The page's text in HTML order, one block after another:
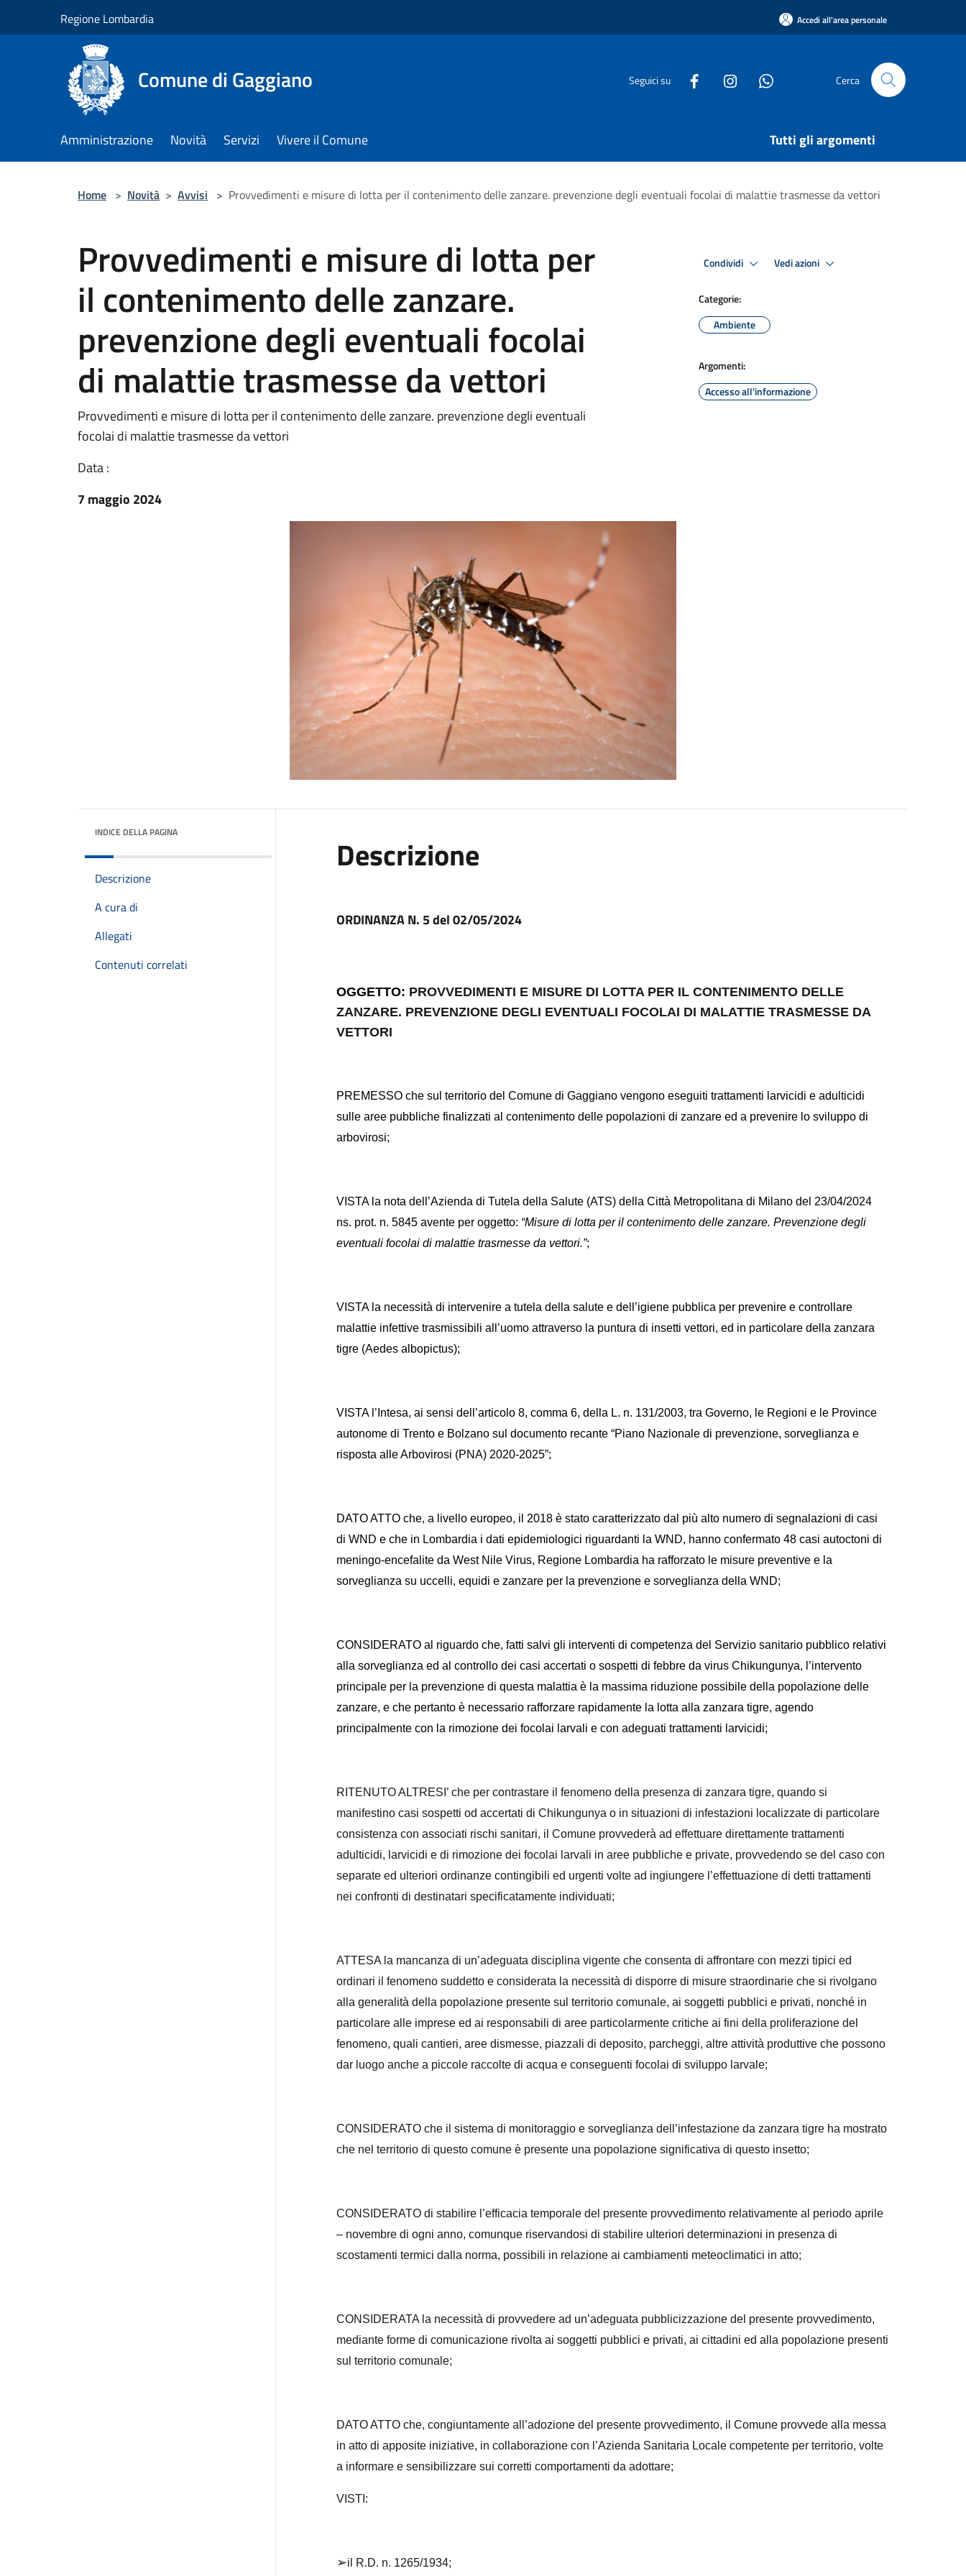
Regione Lombardia Accedi all'area personale
Comune di Gaggiano Seguici su Cerca
Amministrazione Novità Servizi Vivere il Comune Tutti gli argomenti
Home > Novità > Avvisi > Provvedimenti e misure di lotta per il contenimento delle zanzare. prevenzione degli eventuali focolai di malattie trasmesse da vettori
Provvedimenti e misure di lotta per
il contenimento delle zanzare.
prevenzione degli eventuali focolai
di malattie trasmesse da vettori
Provvedimenti e misure di lotta per il contenimento delle zanzare. prevenzione degli eventuali
focolai di malattie trasmesse da vettori
Data :
7 maggio 2024
Condividi Vedi azioni
Categorie:
Ambiente
Argomenti:
Accesso all'informazione
INDICE DELLA PAGINA
Descrizione
A cura di
Allegati
Contenuti correlati
Descrizione
ORDINANZA N. 5 del 02/05/2024
OGGETTO: PROVVEDIMENTI E MISURE DI LOTTA PER IL CONTENIMENTO DELLE
ZANZARE. PREVENZIONE DEGLI EVENTUALI FOCOLAI DI MALATTIE TRASMESSE DA
VETTORI
PREMESSO che sul territorio del Comune di Gaggiano vengono eseguiti trattamenti larvicidi e adulticidi
sulle aree pubbliche finalizzati al contenimento delle popolazioni di zanzare ed a prevenire lo sviluppo di
arbovirosi;
VISTA la nota dell’Azienda di Tutela della Salute (ATS) della Città Metropolitana di Milano del 23/04/2024
ns. prot. n. 5845 avente per oggetto: “Misure di lotta per il contenimento delle zanzare. Prevenzione degli
eventuali focolai di malattie trasmesse da vettori.”;
VISTA la necessità di intervenire a tutela della salute e dell’igiene pubblica per prevenire e controllare
malattie infettive trasmissibili all’uomo attraverso la puntura di insetti vettori, ed in particolare della zanzara
tigre (Aedes albopictus);
VISTA l’Intesa, ai sensi dell’articolo 8, comma 6, della L. n. 131/2003, tra Governo, le Regioni e le Province
autonome di Trento e Bolzano sul documento recante “Piano Nazionale di prevenzione, sorveglianza e
risposta alle Arbovirosi (PNA) 2020-2025”;
DATO ATTO che, a livello europeo, il 2018 è stato caratterizzato dal più alto numero di segnalazioni di casi
di WND e che in Lombardia i dati epidemiologici riguardanti la WND, hanno confermato 48 casi autoctoni di
meningo-encefalite da West Nile Virus, Regione Lombardia ha rafforzato le misure preventive e la
sorveglianza su uccelli, equidi e zanzare per la prevenzione e sorveglianza della WND;
CONSIDERATO al riguardo che, fatti salvi gli interventi di competenza del Servizio sanitario pubblico relativi
alla sorveglianza ed al controllo dei casi accertati o sospetti di febbre da virus Chikungunya, l’intervento
principale per la prevenzione di questa malattia è la massima riduzione possibile della popolazione delle
zanzare, e che pertanto è necessario rafforzare rapidamente la lotta alla zanzara tigre, agendo
principalmente con la rimozione dei focolai larvali e con adeguati trattamenti larvicidi;
RITENUTO ALTRESI’ che per contrastare il fenomeno della presenza di zanzara tigre, quando si
manifestino casi sospetti od accertati di Chikungunya o in situazioni di infestazioni localizzate di particolare
consistenza con associati rischi sanitari, il Comune provvederà ad effettuare direttamente trattamenti
adulticidi, larvicidi e di rimozione dei focolai larvali in aree pubbliche e private, provvedendo se del caso con
separate ed ulteriori ordinanze contingibili ed urgenti volte ad ingiungere l’effettuazione di detti trattamenti
nei confronti di destinatari specificatamente individuati;
ATTESA la mancanza di un’adeguata disciplina vigente che consenta di affrontare con mezzi tipici ed
ordinari il fenomeno suddetto e considerata la necessità di disporre di misure straordinarie che si rivolgano
alla generalità della popolazione presente sul territorio comunale, ai soggetti pubblici e privati, nonché in
particolare alle imprese ed ai responsabili di aree particolarmente critiche ai fini della proliferazione del
fenomeno, quali cantieri, aree dismesse, piazzali di deposito, parcheggi, altre attività produttive che possono
dar luogo anche a piccole raccolte di acqua e conseguenti focolai di sviluppo larvale;
CONSIDERATO che il sistema di monitoraggio e sorveglianza dell’infestazione da zanzara tigre ha mostrato
che nel territorio di questo comune è presente una popolazione significativa di questo insetto;
CONSIDERATO di stabilire l’efficacia temporale del presente provvedimento relativamente al periodo aprile
– novembre di ogni anno, comunque riservandosi di stabilire ulteriori determinazioni in presenza di
scostamenti termici dalla norma, possibili in relazione ai cambiamenti meteoclimatici in atto;
CONSIDERATA la necessità di provvedere ad un’adeguata pubblicizzazione del presente provvedimento,
mediante forme di comunicazione rivolta ai soggetti pubblici e privati, ai cittadini ed alla popolazione presenti
sul territorio comunale;
DATO ATTO che, congiuntamente all’adozione del presente provvedimento, il Comune provvede alla messa
in atto di apposite iniziative, in collaborazione con l’Azienda Sanitaria Locale competente per territorio, volte
a informare e sensibilizzare sui corretti comportamenti da adottare;
VISTI:
➢il R.D. n. 1265/1934;